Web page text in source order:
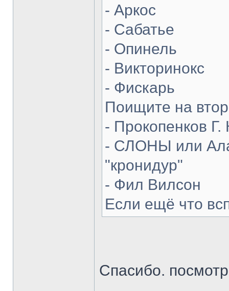
- Аркос
- Сабатье
- Опинель
- Викторинокс
- Фискарь
Поищите на
- Прокопенков Г.
- СЛОНЫ или
"кронидур"
- Фил Вилсон
Если ещё что
Спасибо.